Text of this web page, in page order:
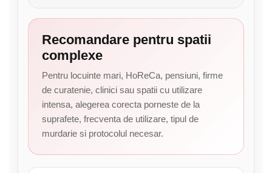
Recomandare pentru spatii
complexe
Pentru locuinte mari, HoReCa, pensiuni, firme
de curatenie, clinici sau spatii cu utilizare
intensa, alegerea corecta porneste de la
suprafete, frecventa de utilizare, tipul de
murdarie si protocolul necesar.